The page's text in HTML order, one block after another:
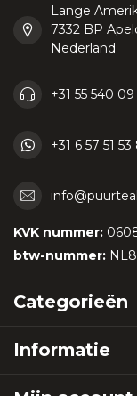
Lange
7332 BP
Nederland
+31 55 540
+31 6 57 51 53
KVK nummer:
btw-nummer:
Categorieën
Informatie